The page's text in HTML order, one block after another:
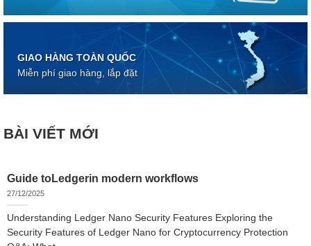
GIAO HÀNG TOÀN QUỐC
Miễn phí giao hàng, lắp đặt
BÀI VIẾT MỚI
Guide toLedgerin modern workflows
27/12/2025
Understanding Ledger Nano Security Features Exploring the
Security Features of Ledger Nano for Cryptocurrency Protection